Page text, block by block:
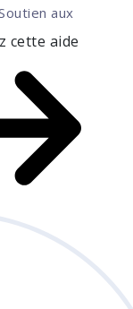
aux
cette aide